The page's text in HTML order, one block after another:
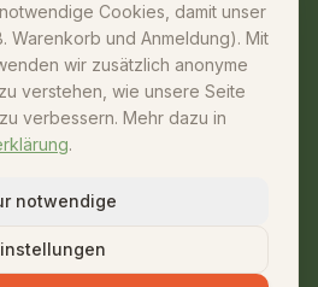
Cookies, damit unser
Warenkorb und Anmeldung). Mit
wir zusätzlich anonyme
verstehen, wie unsere Seite
verbessern. Mehr dazu in
.
notwendige